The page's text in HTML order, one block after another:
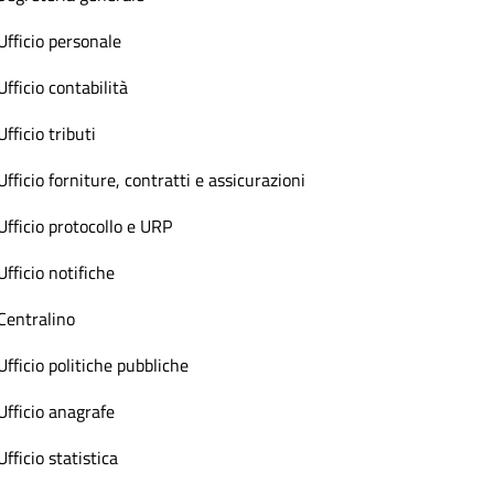
personale
contabilità
tributi
forniture, contratti e assicurazioni
protocollo e URP
notifiche
politiche pubbliche
anagrafe
statistica